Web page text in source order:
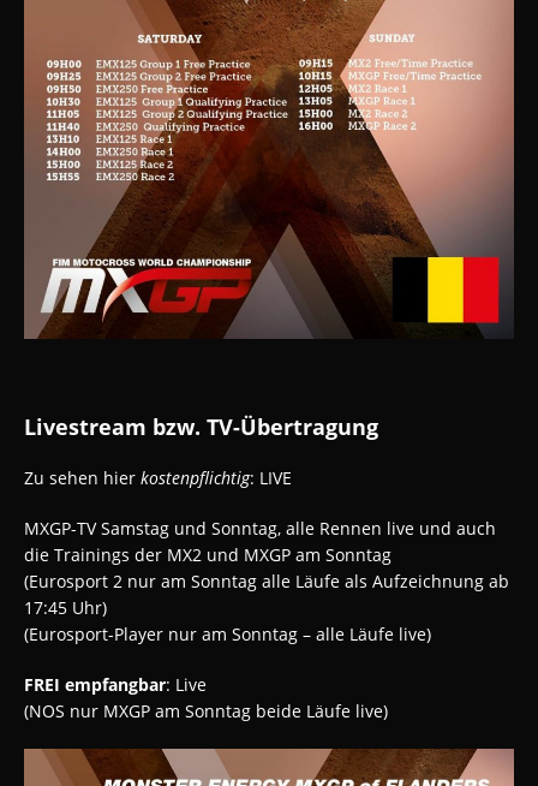
Livestream bzw. TV-Übertragung
Zu sehen hier kostenpflichtig: LIVE
MXGP-TV Samstag und Sonntag, alle Rennen live und auch
die Trainings der MX2 und MXGP am Sonntag
(Eurosport 2 nur am Sonntag alle Läufe als Aufzeichnung ab
17:45 Uhr)
(Eurosport-Player nur am Sonntag – alle Läufe live)
FREI empfangbar: Live
(NOS nur MXGP am Sonntag beide Läufe live)